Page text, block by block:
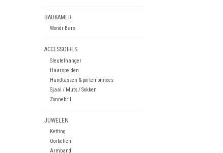
BADKAMER
Wondr Bars
ACCESSOIRES
Sleutelhanger
Haarspelden
Handtassen & portemonnees
Sjaal / Muts / Sokken
Zonnebril
JUWELEN
Ketting
Oorbellen
Armband